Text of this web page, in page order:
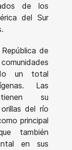
de los
del Sur
de
un total
Las
tienen su
del río
principal
también
en sus